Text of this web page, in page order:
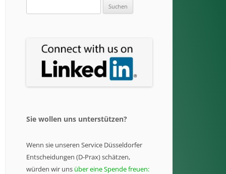
nach:
Sie wollen uns unterstützen?
Wenn sie unseren Service Düsseldorfer
Entscheidungen (D-Prax) schätzen,
würden wir uns über eine Spende freuen: